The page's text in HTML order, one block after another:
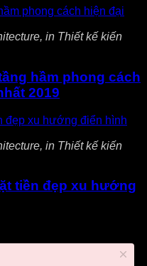
in Thiết kế kiến
hầm phong cách
2019
in Thiết kế kiến
tiền đẹp xu hướng